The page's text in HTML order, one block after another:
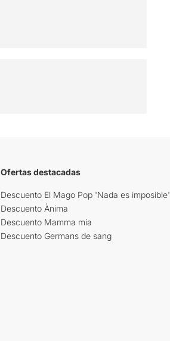
Ofertas destacadas
Descuento El Mago Pop 'Nada es imposible'
Descuento Ànima
Descuento Mamma mia
Descuento Germans de sang